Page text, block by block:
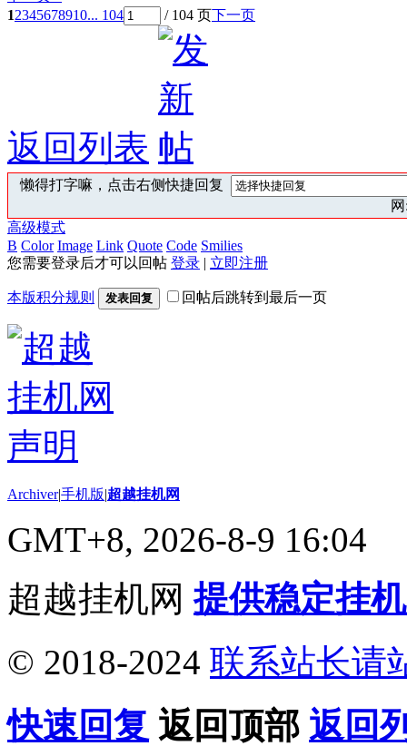
12345678910... 104 / 104 页下一页
返回列表
懒得打字嘛，点击右侧快捷回复
高级模式
B Color Image Link Quote Code Smilies
您需要登录后才可以回帖 登录 | 立即注册
本版积分规则 发表回复 回帖后跳转到最后一页
Archiver|手机版|超越挂机网
GMT+8, 2026-8-9 16:04
超越挂机网提供稳定挂
© 2018-2024 联系站长请
快速回复 返回顶部 返回